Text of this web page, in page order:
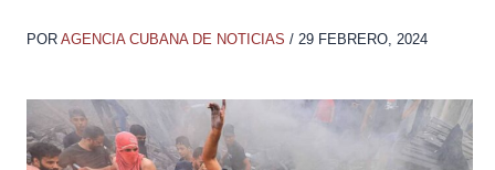
POR AGENCIA CUBANA DE NOTICIAS / 29 FEBRERO, 2024